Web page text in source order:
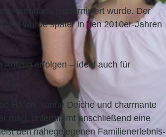
mehrfach modernisiert wurde. Der
und wurde später in den 2010er-Jahren
Aufzug erfolgen – ideal auch für
Häfen, sanfte Deiche und charmante
mag, unternimmt anschließend eine
den nahegelegenen Familienerlebnis-